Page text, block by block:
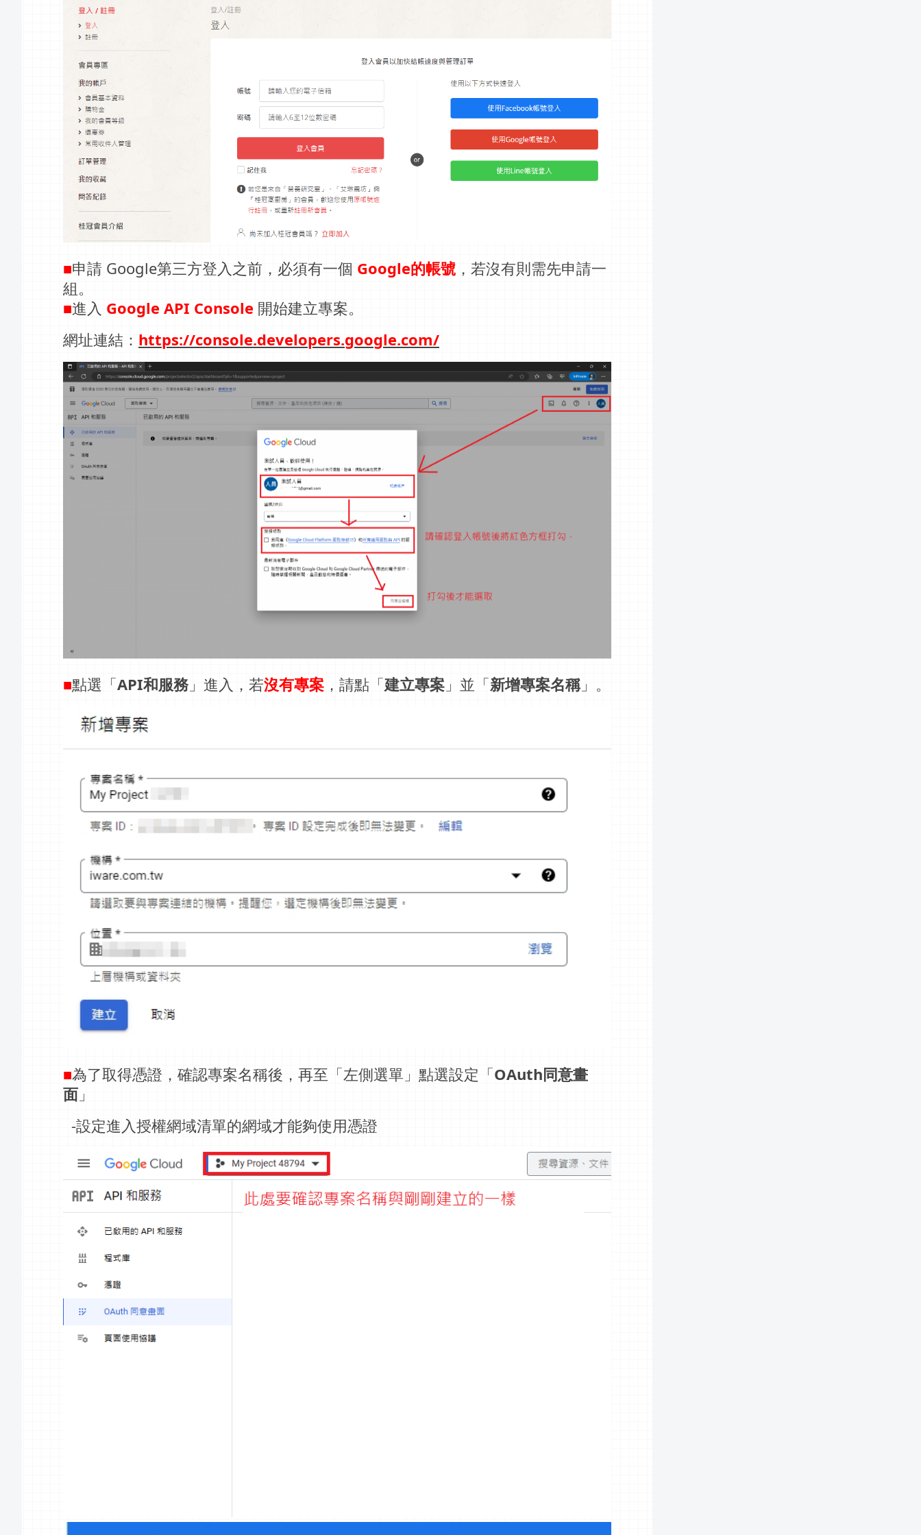
■申請 Google第三方登入之前，必須有一個 Google的帳號 ，若沒有則需先申請一
組。
■進入 Google API Console 開始建立專案。
網址連結： https://console.developers.google.com/
■點選「API和服務 」進入，若沒有專案 ，請點「建立專案 」並「新增專案名稱」。
■為了取得憑證，確認專案名稱後，再至「左側選單」點選設定「OAuth同意畫
面 」
-設定進入授權網域清單的網域才能夠使用憑證